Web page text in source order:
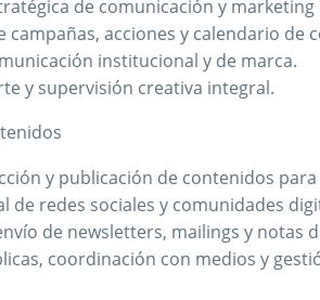
de comunicación y marketing
campañas, acciones y calendario de
institucional y de marca.
y supervisión creativa integral.
y publicación de contenidos
de redes sociales y comunidades
de newsletters, mailings y notas
coordinación con medios y